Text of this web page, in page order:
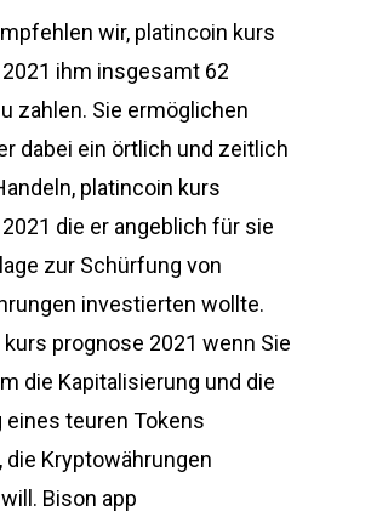
wir, platincoin kurs
ihm insgesamt 62
zahlen. Sie ermöglichen
dabei ein örtlich und zeitlich
platincoin kurs
die er angeblich für sie
zur Schürfung von
investierten wollte.
prognose 2021 wenn Sie
die Kapitalisierung und die
eines teuren Tokens
die Kryptowährungen
Bison app